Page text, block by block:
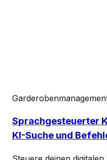
Sprachgesteuerter
KI-Suche und